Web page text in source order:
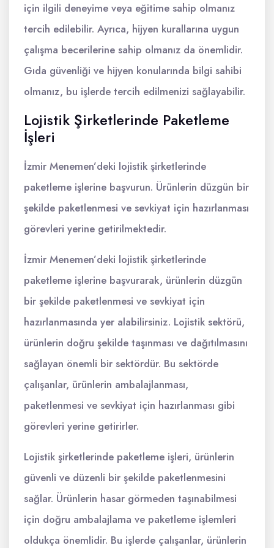
için ilgili deneyime veya eğitime sahip olmanız
tercih edilebilir. Ayrıca, hijyen kurallarına uygun
çalışma becerilerine sahip olmanız da önemlidir.
Gıda güvenliği ve hijyen konularında bilgi sahibi
olmanız, bu işlerde tercih edilmenizi sağlayabilir.
Lojistik Şirketlerinde Paketleme
İşleri
İzmir Menemen’deki lojistik şirketlerinde
paketleme işlerine başvurun. Ürünlerin düzgün bir
şekilde paketlenmesi ve sevkiyat için hazırlanması
görevleri yerine getirilmektedir.
İzmir Menemen’deki lojistik şirketlerinde
paketleme işlerine başvurarak, ürünlerin düzgün
bir şekilde paketlenmesi ve sevkiyat için
hazırlanmasında yer alabilirsiniz. Lojistik sektörü,
ürünlerin doğru şekilde taşınması ve dağıtılmasını
sağlayan önemli bir sektördür. Bu sektörde
çalışanlar, ürünlerin ambalajlanması,
paketlenmesi ve sevkiyat için hazırlanması gibi
görevleri yerine getirirler.
Lojistik şirketlerinde paketleme işleri, ürünlerin
güvenli ve düzenli bir şekilde paketlenmesini
sağlar. Ürünlerin hasar görmeden taşınabilmesi
için doğru ambalajlama ve paketleme işlemleri
oldukça önemlidir. Bu işlerde çalışanlar, ürünlerin